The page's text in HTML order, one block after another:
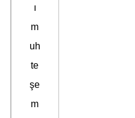
ı
m
uh
te
şe
m